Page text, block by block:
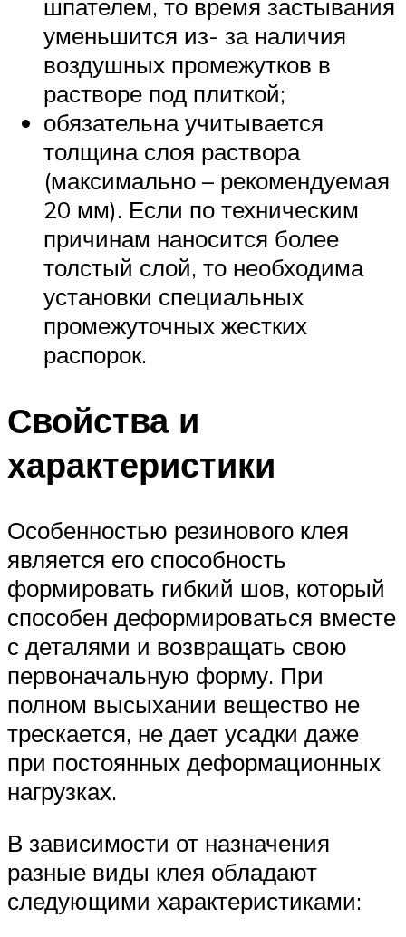
шпателем, то время застывания
уменьшится из- за наличия
воздушных промежутков в
растворе под плиткой;
обязательна учитывается
толщина слоя раствора
(максимально – рекомендуемая
20 мм). Если по техническим
причинам наносится более
толстый слой, то необходима
установки специальных
промежуточных жестких
распорок.
Свойства и
характеристики
Особенностью резинового клея
является его способность
формировать гибкий шов, который
способен деформироваться вместе
с деталями и возвращать свою
первоначальную форму. При
полном высыхании вещество не
трескается, не дает усадки даже
при постоянных деформационных
нагрузках.
В зависимости от назначения
разные виды клея обладают
следующими характеристиками: